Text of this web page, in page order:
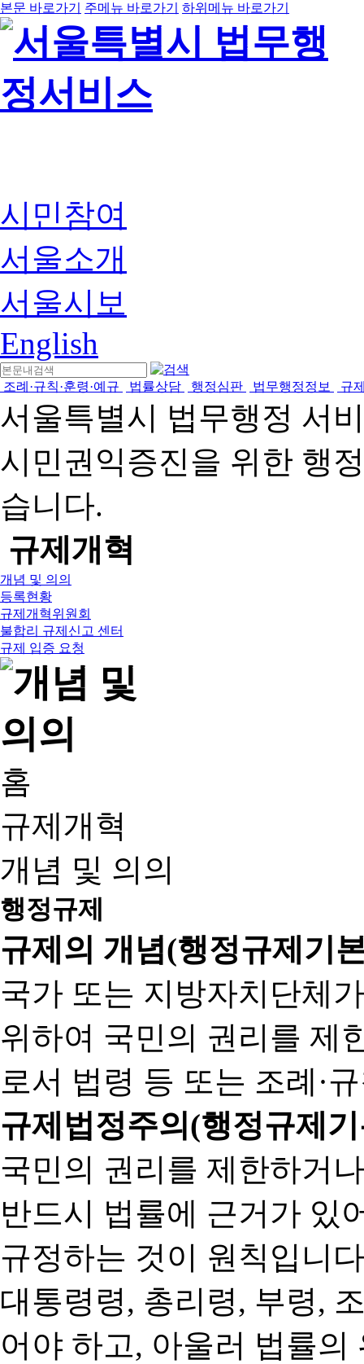
본문 바로가기 주메뉴 바로가기 하위메뉴 바로가기
시민참여
서울소개
서울시보
English
조례·규칙·훈령·예규 법률상담 행정심판 법무행정정보 규
서울특별시 법무행정 서
시민권익증진을 위한 행
습니다.
규제개혁
개념 및 의의
등록현황
규제개혁위원회
불합리 규제신고 센터
규제 입증 요청
홈
규제개혁
개념 및 의의
행정규제
규제의 개념(행정규제기
국가 또는 지방자치단체
위하여 국민의 권리를 제
로서 법령 등 또는 조례·
규제법정주의(행정규제
국민의 권리를 제한하거
반드시 법률에 근거가 있
규정하는 것이 원칙입니
대통령령, 총리령, 부령,
어야 하고, 아울러 법률